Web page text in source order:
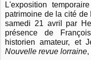
L'exposition
patrimoine de la cité
samedi 21 avril par
présence de
historien amateur, et
Nouvelle revue lorraine,